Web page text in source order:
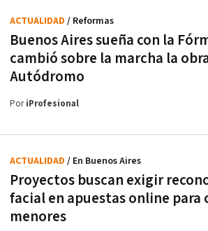
Buenos Aires sueña con la
cambió sobre la marcha la
Autódromo
ACTUALIDAD / Reformas
PoriProfesional
Proyectos buscan exigir
facial en apuestas online para
menores
ACTUALIDAD / En Buenos Aires